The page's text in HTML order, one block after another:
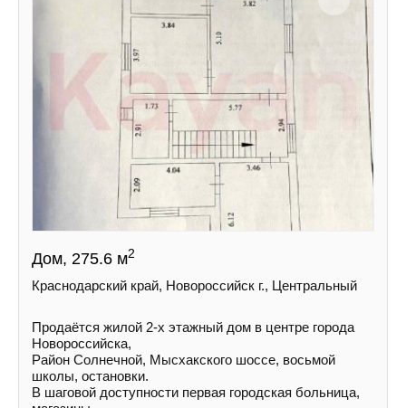
Дом, 275.6 м2
Краснодарский край, Новороссийск г., Центральный
Пpoдаётся жилой 2-х этажный дом в центре города
Нoвороccийскa,
Район Солнечной, Mыcxaкского шоссе, восьмой
школы, остановки.
В шаговой доступности первая городская больница,